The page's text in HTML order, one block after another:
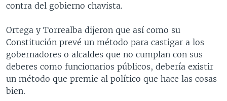
PANORAMA
ESTADOS UNIDOS AL DÍA
EL MUNDO AL DÍA [RADIO]
FORO [RADIO]
DEPORTIVO INTERNACIONAL
NOTA ECONÓMICA
SÍGANOS
Idiomas
contra del gobierno chavista.
Ortega y Torrealba dijeron que así como su
Constitución prevé un método para castigar a los
gobernadores o alcaldes que no cumplan con sus
deberes como funcionarios públicos, debería existir
un método que premie al político que hace las cosas
bien.